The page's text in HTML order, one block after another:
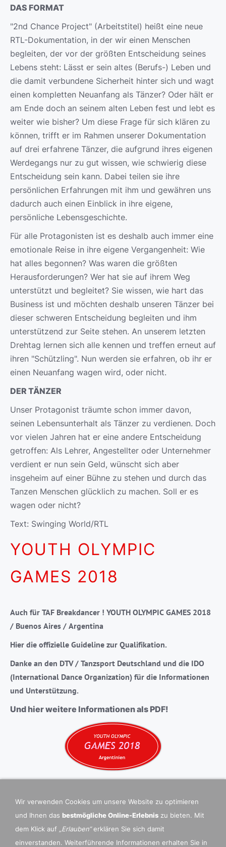
DAS FORMAT
"2nd Chance Project" (Arbeitstitel) heißt eine neue
RTL-Dokumentation, in der wir einen Menschen
begleiten, der vor der größten Entscheidung seines
Lebens steht: Lässt er sein altes (Berufs-) Leben und
die damit verbundene Sicherheit hinter sich und wagt
einen kompletten Neuanfang als Tänzer? Oder hält er
am Ende doch an seinem alten Leben fest und lebt es
weiter wie bisher? Um diese Frage für sich klären zu
können, trifft er im Rahmen unserer Dokumentation
auf drei erfahrene Tänzer, die aufgrund ihres eigenen
Werdegangs nur zu gut wissen, wie schwierig diese
Entscheidung sein kann. Dabei teilen sie ihre
persönlichen Erfahrungen mit ihm und gewähren uns
dadurch auch einen Einblick in ihre eigene,
persönliche Lebensgeschichte.
Für alle Protagonisten ist es deshalb auch immer eine
emotionale Reise in ihre eigene Vergangenheit: Wie
hat alles begonnen? Was waren die größten
Herausforderungen? Wer hat sie auf ihrem Weg
unterstützt und begleitet? Sie wissen, wie hart das
Business ist und möchten deshalb unseren Tänzer bei
dieser schweren Entscheidung begleiten und ihm
unterstützend zur Seite stehen. An unserem letzten
Drehtag lernen sich alle kennen und treffen erneut auf
ihren "Schützling". Nun werden sie erfahren, ob ihr er
einen Neuanfang wagen wird, oder nicht.
DER TÄNZER
Unser Protagonist träumte schon immer davon,
seinen Lebensunterhalt als Tänzer zu verdienen. Doch
vor vielen Jahren hat er eine andere Entscheidung
getroffen: Als Lehrer, Angestellter oder Unternehmer
verdient er nun sein Geld, wünscht sich aber
insgeheim auf einer Bühne zu stehen und durch das
Tanzen Menschen glücklich zu machen. Soll er es
wagen oder nicht?
Text: Swinging World/RTL
YOUTH OLYMPIC
GAMES 2018
Auch für TAF Breakdancer ! YOUTH OLYMPIC GAMES 2018
/ Buenos Aires / Argentina
Hier die offizielle Guideline zur Qualifikation.
Danke an den DTV / Tanzsport Deutschland und die IDO
(International Dance Organization) für die Informationen
und Unterstützung.
Und hier weitere Informationen als PDF!
Wir verwenden Cookies um unsere Website zu optimieren
und Ihnen das bestmögliche Online-Erlebnis zu bieten. Mit
dem Klick auf
„Erlauben“erklären Sie sich damit
einverstanden. Weiterführende Informationen erhalten Sie in